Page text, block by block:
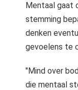
Mentaal gaat
stemming
denken
gevoelens te
"Mind over
die mentaal